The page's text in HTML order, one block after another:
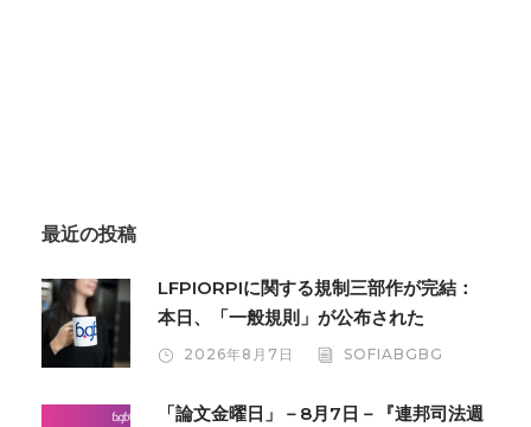
最近の投稿
LFPIORPIに関する規制三部作が完結：
本日、「一般規則」が公布された
2026年8月7日 SOFIABGBG
「論文金曜日」－8月7日－『連邦司法週